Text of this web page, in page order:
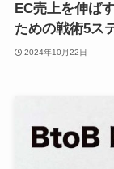
EC売上を伸ば
ための戦術5ス
2024年10月22日